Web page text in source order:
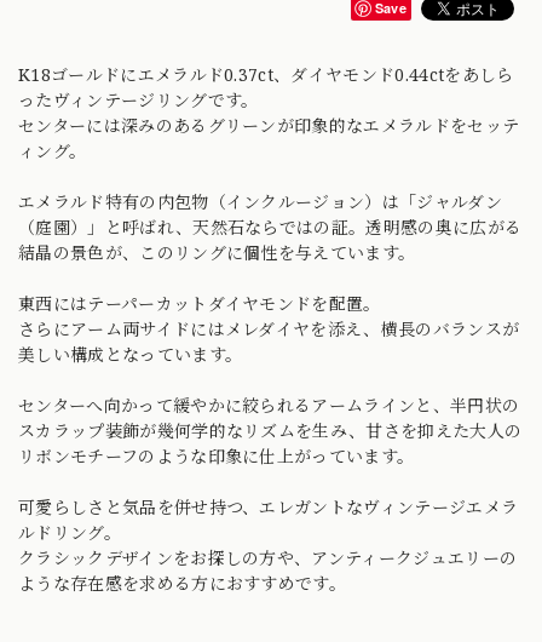
Save
K18ゴールドにエメラルド0.37ct、ダイヤモンド0.44ctをあしら
ったヴィンテージリングです。
センターには深みのあるグリーンが印象的なエメラルドをセッテ
ィング。
エメラルド特有の内包物（インクルージョン）は「ジャルダン
（庭園）」と呼ばれ、天然石ならではの証。透明感の奥に広がる
結晶の景色が、このリングに個性を与えています。
東西にはテーパーカットダイヤモンドを配置。
さらにアーム両サイドにはメレダイヤを添え、横長のバランスが
美しい構成となっています。
センターへ向かって緩やかに絞られるアームラインと、半円状の
スカラップ装飾が幾何学的なリズムを生み、甘さを抑えた大人の
リボンモチーフのような印象に仕上がっています。
可愛らしさと気品を併せ持つ、エレガントなヴィンテージエメラ
ルドリング。
クラシックデザインをお探しの方や、アンティークジュエリーの
ような存在感を求める方におすすめです。